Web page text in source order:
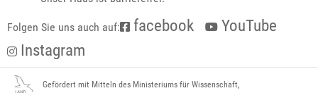
Folgen Sie uns auch auf: facebook
YouTube
Instagram
Gefördert mit Mitteln des Ministeriums für Wissenschaft,